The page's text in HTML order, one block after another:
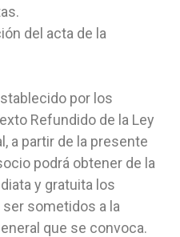
del acta de la
por los
Refundido de la Ley
a partir de la presente
podrá obtener de la
y gratuita los
sometidos a la
que se convoca.